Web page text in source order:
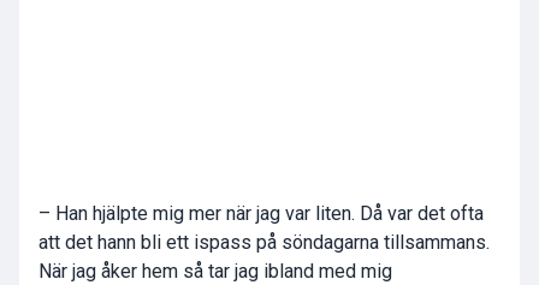
– Han hjälpte mig mer när jag var liten. Då var det ofta
att det hann bli ett ispass på söndagarna tillsammans.
När jag åker hem så tar jag ibland med mig